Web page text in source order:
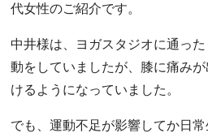
代女性のご紹介です。
中井様は、ヨガスタジオに通っ
動をしていましたが、膝に痛み
けるようになっていました。
でも、運動不足が影響してか日